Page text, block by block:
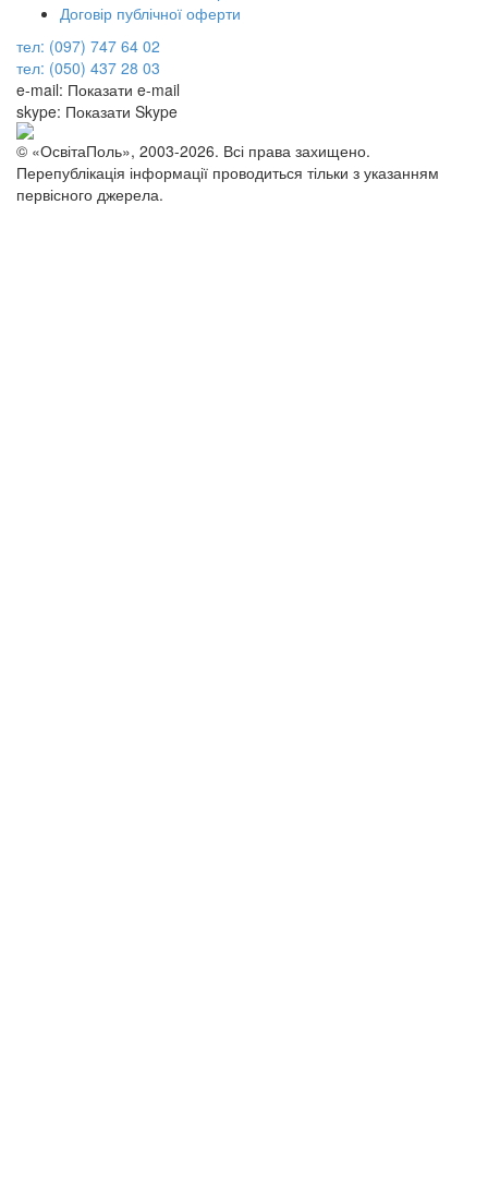
Договір публічної оферти
тел: (097) 747 64 02
тел: (050) 437 28 03
e-mail: Показати e-mail
skype: Показати Skype
© «ОсвітаПоль», 2003-2026. Всі права захищено.
Перепублікація інформації проводиться тільки з указанням
первісного джерела.